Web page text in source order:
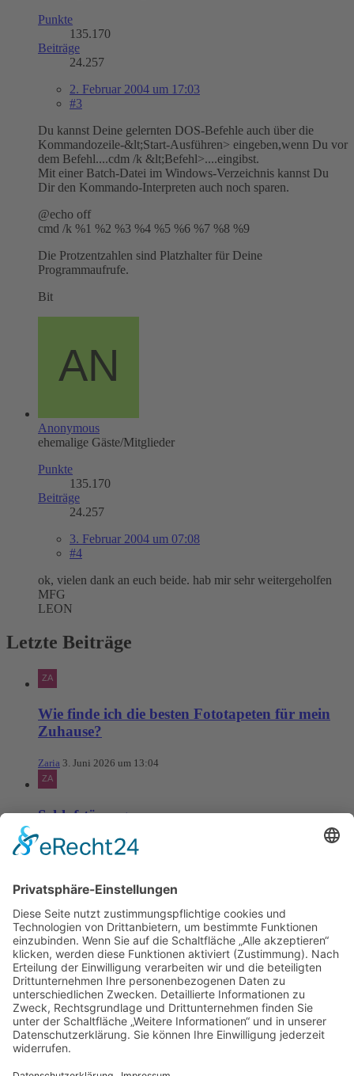
Punkte
135.170
Beiträge
24.257
2. Februar 2004 um 17:03
#3
Du kannst Deine gelernten DOS-Befehle auch über die
Kommandozeile-&lt;Start-Ausführen> eingeben,wenn Du vor
dem Befehl....cdm /k &lt;Befehl>....eingibst.
Mit einer Batch-Datei im Windows-Verzeichnis kannst Du
Dir den Kommando-Interpreten auch noch sparen.
@echo off
cmd /k %1 %2 %3 %4 %5 %6 %7 %8 %9
Die Protzentzahlen sind Platzhalter für Deine
Programmaufrufe.
Bit
Anonymous
ehemalige Gäste/Mitglieder
Punkte
135.170
Beiträge
24.257
3. Februar 2004 um 07:08
#4
ok, vielen dank an euch beide. hab mir sehr weitergeholfen
MFG
LEON
Letzte Beiträge
Wie finde ich die besten Fototapeten für mein
Zuhause?
Zaria 3. Juni 2026 um 13:04
Schlafstörungen
Zaria 3. Juni 2026 um 13:03
Ms word to PDF
Manuellsen 28. Mai 2026 um 10:31
Künstliche Intelligenz in der
Plattformentwicklung
MasonOgden 24. August 2025 um 10:58